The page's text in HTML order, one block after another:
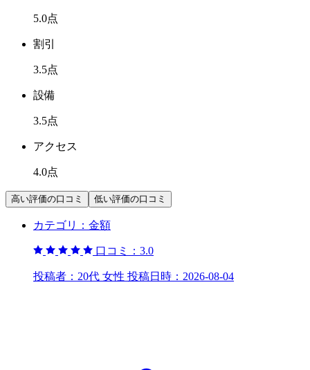
5.0点
割引
3.5点
設備
3.5点
アクセス
4.0点
高い評価の口コミ 低い評価の口コミ
カテゴリ： 金額
口コミ： 3.0
投稿者： 20代 女性 投稿日時： 2026-08-04